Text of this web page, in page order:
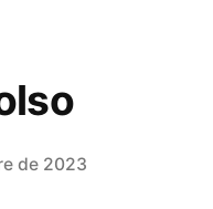
de 2023